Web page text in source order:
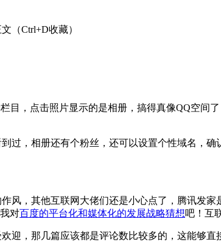
文（Ctrl+D收藏）
目，点击照片显示的是相册，搞得真像QQ空间
，相册还有个粉丝，还可以设置个性域名，确
风，其他互联网大佬们还是小心点了，腾讯发
对百度的平台化和媒体化的发展战略猜想吧！互
迎，那几篇应该都是评论数比较多的，这能够直